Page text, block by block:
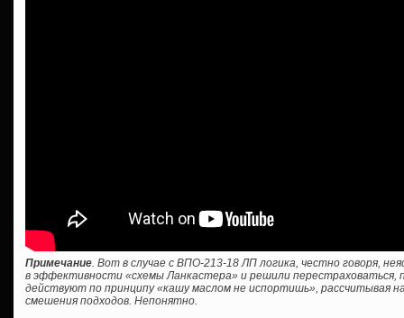
Примечание. Вот в случае с ВПО-213-18 ЛП логика, честно говоря,
в эффективности «схемы Ланкастера» и решили перестраховаться,
действуют по принципу «кашу маслом не испортишь», рассчитывая
смешения подходов. Непонятно.